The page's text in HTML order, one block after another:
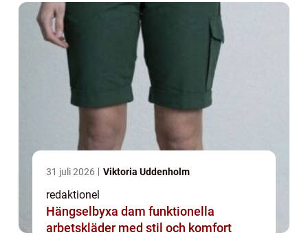
genomgång av fakta...
31 juli 2026 Viktoria Uddenholm
redaktionel
Hängselbyxa dam funktionella
arbetskläder med stil och komfort